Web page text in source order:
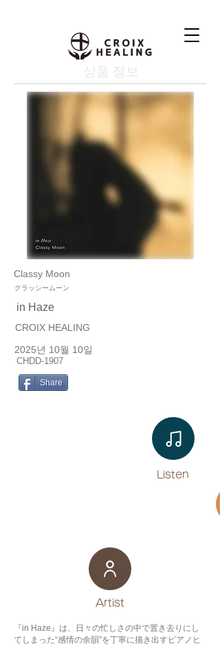
상품 정보
Classy Moon
クラッシームーン
in Haze
CROIX HEALING
2025년 10월 10일
CHDD-1907
Share
Listen​
​Artist
『in Haze』は、日々の忙しさの中で置き去りにし
てしまった“感情の余韻”を丁寧に描き出すピアノヒ